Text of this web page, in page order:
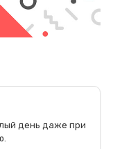
день даже при